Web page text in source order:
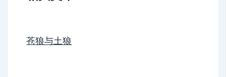
苍狼与土狼